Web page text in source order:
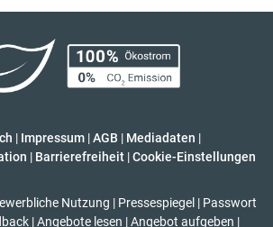
| Impressum |AGB | Mediadaten |
| Barrierefreiheit | Cookie-Einstellungen
Nutzung | Pressespiegel | Passwort
| Angebote lesen | Angebot aufgeben |